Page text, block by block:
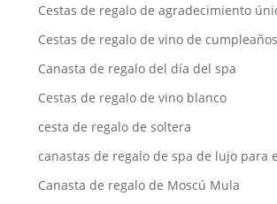
Cestas de regalo de agradecimiento
Cestas de regalo de vino de cumpleaños
Canasta de regalo del día del spa
Cestas de regalo de vino blanco
cesta de regalo de soltera
canastas de regalo de spa de lujo para
Canasta de regalo de Moscú Mula